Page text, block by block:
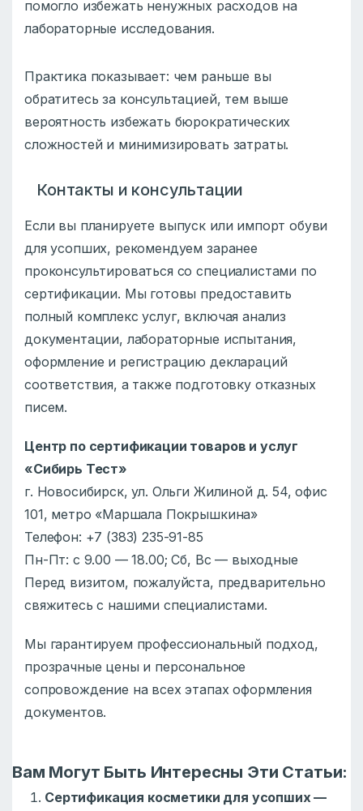
помогло избежать ненужных расходов на
лабораторные исследования.
Практика показывает: чем раньше вы
обратитесь за консультацией, тем выше
вероятность избежать бюрократических
сложностей и минимизировать затраты.
Контакты и консультации
Если вы планируете выпуск или импорт обуви
для усопших, рекомендуем заранее
проконсультироваться со специалистами по
сертификации. Мы готовы предоставить
полный комплекс услуг, включая анализ
документации, лабораторные испытания,
оформление и регистрацию деклараций
соответствия, а также подготовку отказных
писем.
Центр по сертификации товаров и услуг
«Сибирь Тест»
г. Новосибирск, ул. Ольги Жилиной д. 54, офис
101, метро «Маршала Покрышкина»
Телефон: +7 (383) 235-91-85
Пн-Пт: с 9.00 — 18.00; Сб, Вс — выходные
Перед визитом, пожалуйста, предварительно
свяжитесь с нашими специалистами.
Мы гарантируем профессиональный подход,
прозрачные цены и персональное
сопровождение на всех этапах оформления
документов.
Вам Могут Быть Интересны Эти Статьи:
Сертификация косметики для усопших —